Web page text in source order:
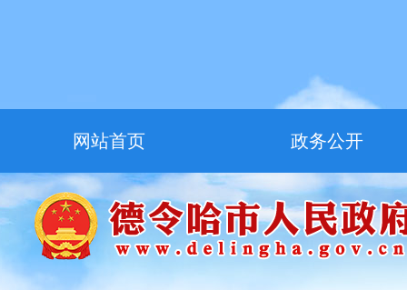
网站首页 政务公开
走进德令哈 友情链接